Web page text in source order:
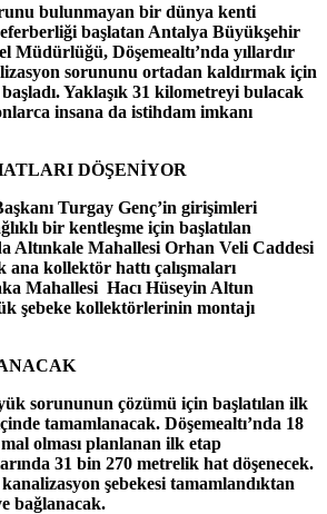
bulunmayan bir dünya kenti
başlatan Antalya Büyükşehir
Müdürlüğü, Döşemealtı’nda yıllardır
sorununu ortadan kaldırmak için
Yaklaşık 31 kilometreyi bulacak
insana da istihdam imkanı
DÖŞENİYOR
Turgay Genç’in girişimleri
bir kentleşme için başlatılan
Altınkale Mahallesi Orhan Veli Caddesi
ana kollektör hattı çalışmaları
Mahallesi Hacı Hüseyin Altun
şebeke kollektörlerinin montajı
sorununun çözümü için başlatılan ilk
tamamlanacak. Döşemealtı’nda 18
olması planlanan ilk etap
31 bin 270 metrelik hat döşenecek.
şebekesi tamamlandıktan
bağlanacak.